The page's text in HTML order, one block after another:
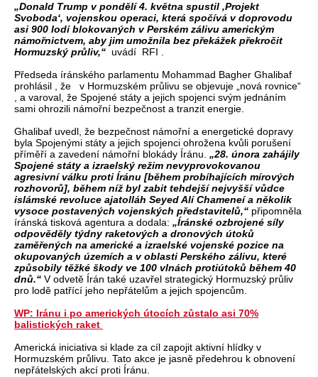
„Donald Trump v pondělí 4. května spustil ‚Projekt
Svoboda‘, vojenskou operaci, která spočívá v doprovodu
asi 900 lodí blokovaných v Perském zálivu americkým
námořnictvem, aby jim umožnila bez překážek překročit
Hormuzský průliv,“ uvádí RFI .
Předseda íránského parlamentu Mohammad Bagher Ghalibaf
prohlásil , že v Hormuzském průlivu se objevuje „nová rovnice“
, a varoval, že Spojené státy a jejich spojenci svým jednáním
sami ohrozili námořní bezpečnost a tranzit energie.
Ghalibaf uvedl, že bezpečnost námořní a energetické dopravy
byla Spojenými státy a jejich spojenci ohrožena kvůli porušení
příměří a zavedení námořní blokády Íránu. „28. února zahájily
Spojené státy a izraelský režim nevyprovokovanou
agresivní válku proti Íránu [během probíhajících mírových
rozhovorů], během níž byl zabit tehdejší nejvyšší vůdce
islámské revoluce ajatolláh Seyed Alí Chameneí a několik
vysoce postavených vojenských představitelů,“ připomněla
íránská tisková agentura a dodala: „Íránské ozbrojené síly
odpověděly týdny raketových a dronových útoků
zaměřených na americké a izraelské vojenské pozice na
okupovaných územích a v oblasti Perského zálivu, které
způsobily těžké škody ve 100 vlnách protiútoků během 40
dnů.“ V odvetě Írán také uzavřel strategický Hormuzský průliv
pro lodě patřící jeho nepřátelům a jejich spojencům.
WP: Iránu i po amerických útocích zůstalo asi 70%
balistických raket
Americká iniciativa si klade za cíl zapojit aktivní hlídky v
Hormuzském průlivu. Tato akce je jasně předehrou k obnovení
nepřátelských akcí proti Íránu.